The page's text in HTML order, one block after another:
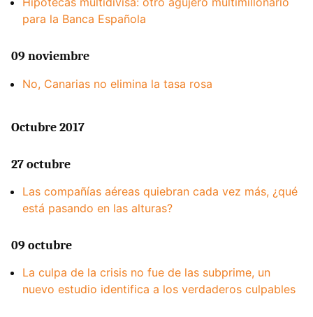
para la Banca Española
09 noviembre
No, Canarias no elimina la tasa rosa
Octubre 2017
27 octubre
Las compañías aéreas quiebran cada vez más, ¿qué
está pasando en las alturas?
09 octubre
La culpa de la crisis no fue de las subprime, un
nuevo estudio identifica a los verdaderos culpables